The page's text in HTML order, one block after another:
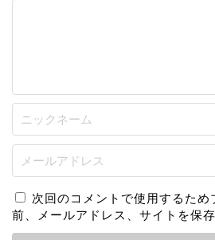
次回のコメントで使用するため
前、メールアドレス、サイトを保存